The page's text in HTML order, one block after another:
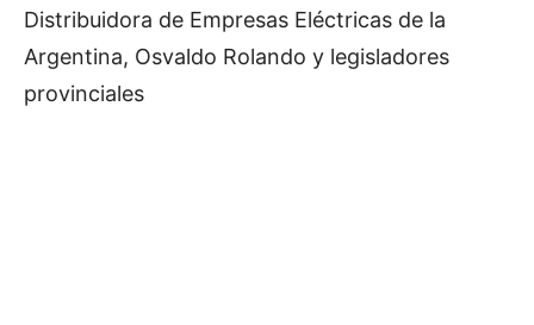
Distribuidora de Empresas Eléctricas de la
Argentina, Osvaldo Rolando y legisladores
provinciales